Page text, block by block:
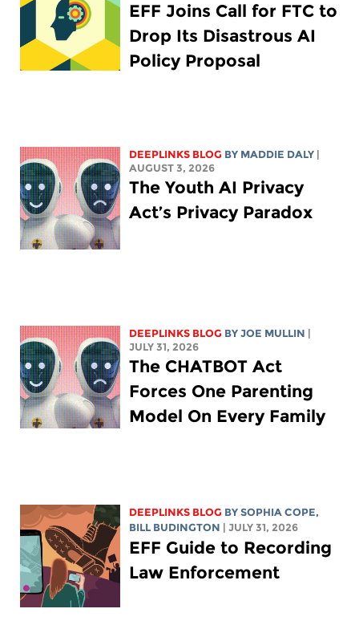
EFF Joins Call for FTC to
Drop Its Disastrous AI
Policy Proposal
DEEPLINKS BLOG BY MADDIE DALY
AUGUST 3, 2026
The Youth AI Privacy
Act’s Privacy Paradox
DEEPLINKS BLOG BYJOE MULLIN
JULY 31, 2026
The CHATBOT Act
Forces One Parenting
Model On Every Family
DEEPLINKS BLOG BYSOPHIA COPE,
BILL BUDINGTON
| JULY 31, 2026
EFF Guide to Recording
Law Enforcement